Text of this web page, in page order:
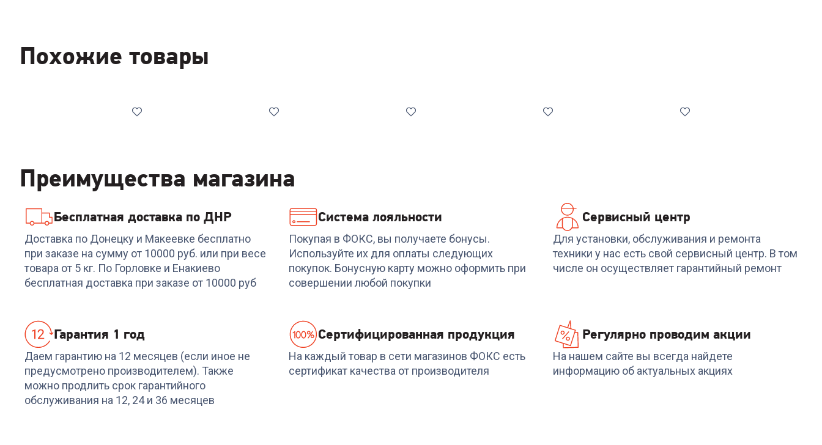
Похожие товары
Код:6096599
Сетевой фильтр
DEFENDER (99482)ES
3m 5 роз. white
+16 бонусов
Код: 7032512
Сетевой фильтр
DEFENDER (99333)
G318, 1.8м, 3 розетки
+15бонусов
Код:6317295
Сетевой фильтр
DEFENDER (99495)DFS
153 3m 6 роз. black
+16 бонусов
549
Код:
Сетевой фильтр
DEFENDER (99498)ES
largo 3 черный, 3,0 м, 5
розеток
+17бонусов
Код:7046419
Сетевой удлинитель
MUTLUSAN 3 гнезда б/
з 2м, серия OLIMPIA
+17бонусов
DEFENDER (99494)DFS
151 1.8m 6 роз black
+14 бонусов
Преимущества магазина
Бесплатная доставка по ДНР
Доставка по Донецку и Макеевке бесплатно
при заказе на сумму от 10000 руб. или при весе
товара от 5 кг. По Горловке и Енакиево
бесплатная доставка при заказе от 10000 руб
Система лояльности
Покупая в ФОКС, вы получаете бонусы.
Используйте их для оплаты следующих
покупок. Бонусную карту можно оформить при
совершении любой покупки
Сервисный центр
Для установки, обслуживания и ремонта
техники у нас есть свой сервисный центр. В том
числе он осуществляет гарантийный ремонт
Гарантия 1 год
Даем гарантию на 12 месяцев (если иное не
предусмотрено производителем). Также
можно продлить срок гарантийного
обслуживания на 12, 24 и 36 месяцев
Cертифицированная продукция
На каждый товар в сети магазинов ФОКС есть
сертификат качества от производителя
Регулярно проводим акции
На нашем сайте вы всегда найдете
информацию об актуальных акциях